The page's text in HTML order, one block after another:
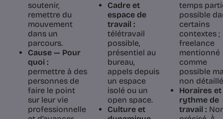
soutenir,
remettre du
mouvement
dans un
parcours.
Cause — Pour
quoi :
permettre à des
personnes de
faire le point
sur leur vie
professionnelle
Cadre et
espace de
travail :
télétravail
possible,
présentiel au
bureau,
appels depuis
un espace
isolé ou un
open space.
Culture et
temps
possible
certains
contextes ;
freelance
mentionné
comme
possible
non
Horaires et
rythme de
travail :